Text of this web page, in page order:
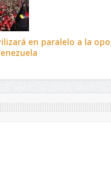
en paralelo a la